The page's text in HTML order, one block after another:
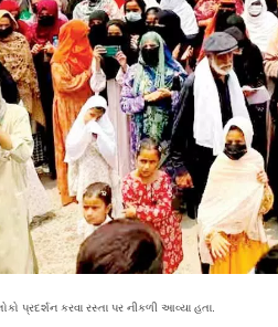
પ્રદર્શન કરવા રસ્તા પર નીકળી આવ્યા હતા.